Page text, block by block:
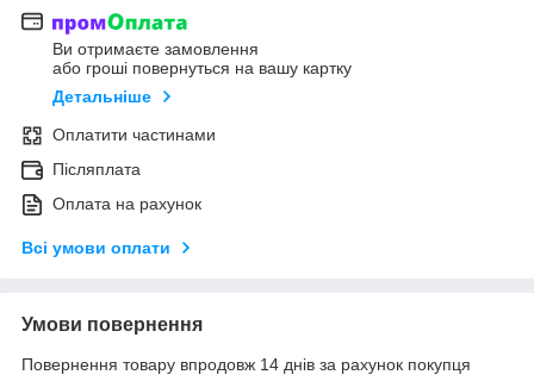
Ви отримаєте замовлення
або гроші повернуться на вашу картку
Детальніше
Оплатити частинами
Післяплата
Оплата на рахунок
Всі умови оплати
Умови повернення
Повернення товару впродовж 14 днів за рахунок покупця